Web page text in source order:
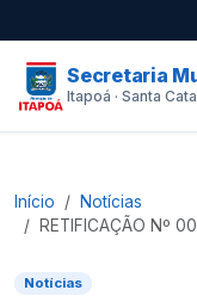
Secretaria
Itapoá · Santa
Início
Notícias
RETIFICAÇÃO Nº
Notícias